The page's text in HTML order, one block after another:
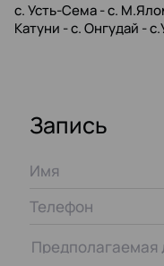
с. Усть-Сема - с.
Катуни - с. Онгудай -
Запись